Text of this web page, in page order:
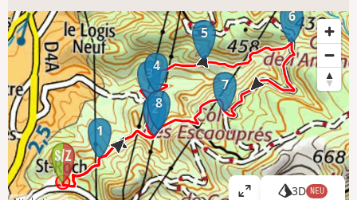
1
2
34
5
6
7
8
3D NEU